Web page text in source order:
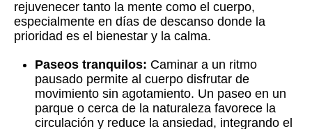
rejuvenecer tanto la mente como el cuerpo,
especialmente en días de descanso donde la
prioridad es el bienestar y la calma.
Paseos tranquilos: Caminar a un ritmo
pausado permite al cuerpo disfrutar de
movimiento sin agotamiento. Un paseo en un
parque o cerca de la naturaleza favorece la
circulación y reduce la ansiedad, integrando el